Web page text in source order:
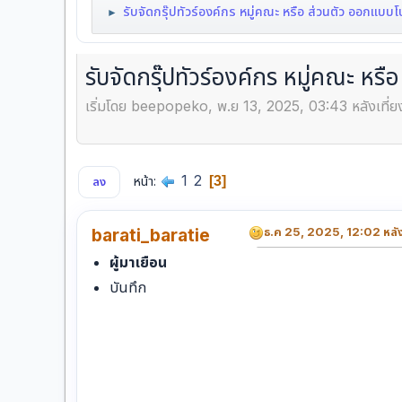
► รับจัดกรุ๊ปทัวร์องค์กร หมู่คณะ หรือ ส่วนตัว ออกแบบ
รับจัดกรุ๊ปทัวร์องค์กร หมู่คณะ หรื
เริ่มโดย beepopeko, พ.ย 13, 2025, 03:43 หลังเที่ย
ลง หน้า 1 2 3
barati_baratie
ผู้มาเยือน
บันทึก
ธ.ค 25, 2025, 12:02 หลั